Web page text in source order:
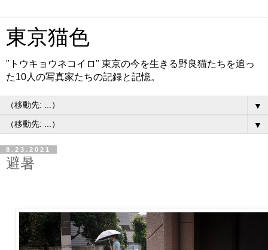
東京猫色
"トウキョウネコイロ" 東京の今を生きる野良猫たちを追っ
た10人の写真家たちの記録と記憶。
▼
▼
8.23.2021
避暑